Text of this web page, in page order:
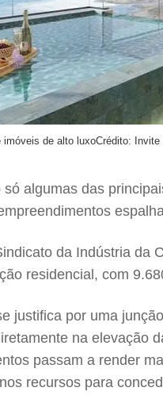
imóveis de alto luxoCrédito:
algumas das
da Indústria
residencial, com
justifica por uma
na
passam a render
recursos para